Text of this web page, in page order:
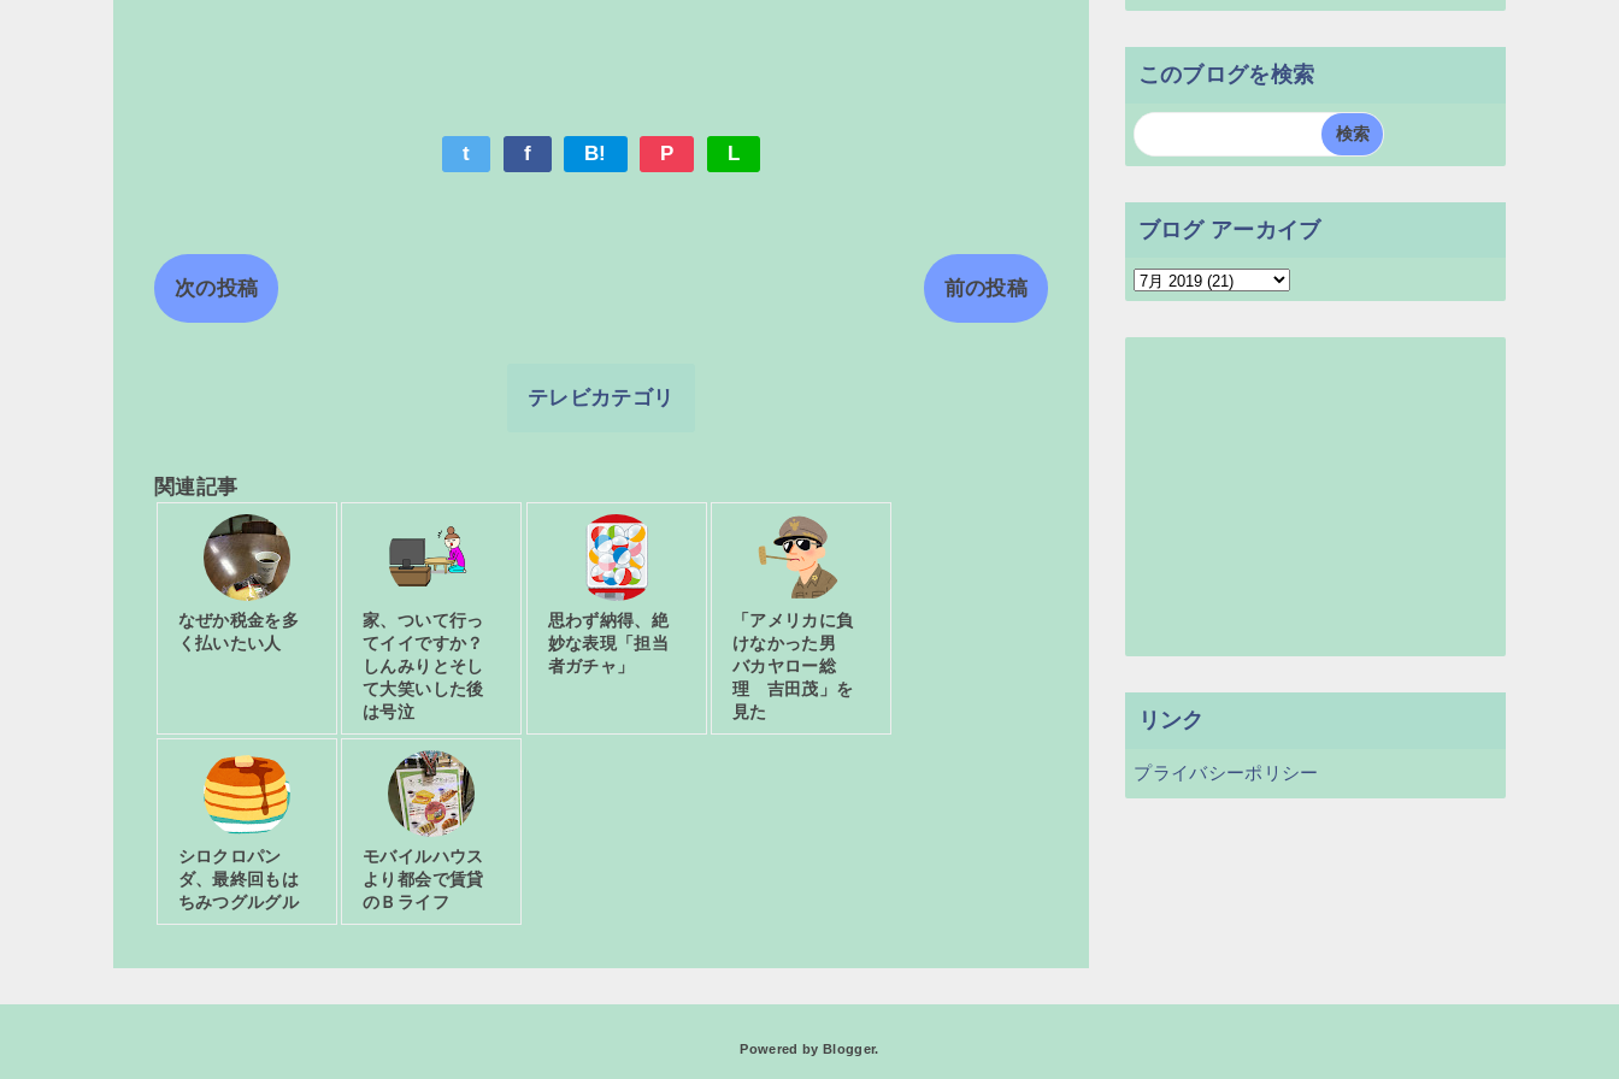
t f B! P L
次の投稿 前の投稿
テレビカテゴリ
関連記事
なぜか税金を多
く払いたい人
家、ついて行っ
てイイですか？
しんみりとそし
て大笑いした後
は号泣
思わず納得、絶
妙な表現「担当
者ガチャ」
「アメリカに負
けなかった男
バカヤロー総
理 吉田茂」を
見た
シロクロパン
ダ、最終回もは
ちみつグルグル
モバイルハウス
より都会で賃貸
のＢライフ
このブログを検索
ブログ アーカイブ
リンク
プライバシーポリシー
Powered by Blogger.